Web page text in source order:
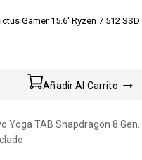
Gamer 15.6′ Ryzen 7 512 SSD
Añadir Al Carrito